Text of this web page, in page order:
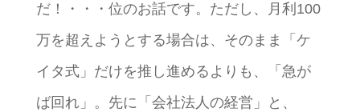
だ！・・・位のお話です。ただし、月利100
万を超えようとする場合は、そのまま「ケ
イタ式」だけを推し進めるよりも、「急が
ば回れ」。先に「会社法人の経営」と、